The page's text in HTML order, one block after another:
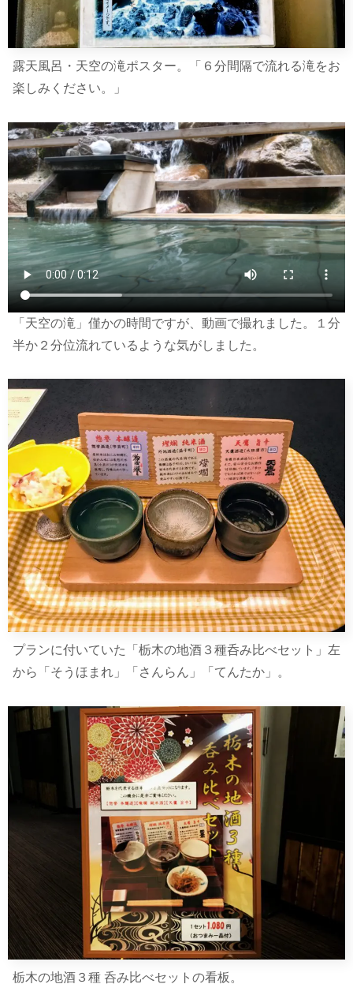
露天風呂・天空の滝ポスター。「６分間隔で流れる滝をお
楽しみください。」
「天空の滝」僅かの時間ですが、動画で撮れました。１分
半か２分位流れているような気がしました。
プランに付いていた「栃木の地酒３種呑み比べセット」左
から「そうほまれ」「さんらん」「てんたか」。
栃木の地酒３種 呑み比べセットの看板。